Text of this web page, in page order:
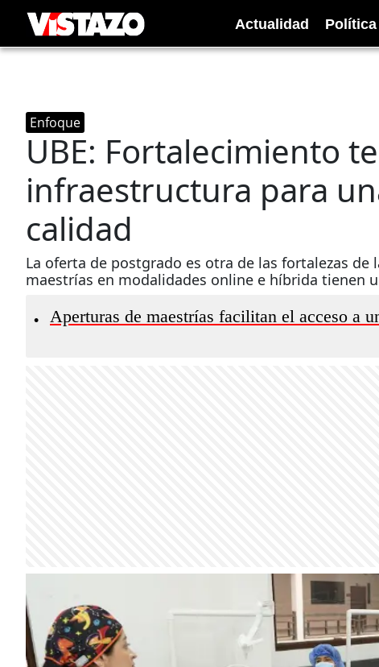
Actualidad Política
Enfoque
UBE: Fortalecimiento
infraestructura para
calidad
La oferta de postgrado es otra de las fortalezas de
maestrías en modalidades online e híbrida tienen
• Aperturas de maestrías facilitan el acceso a